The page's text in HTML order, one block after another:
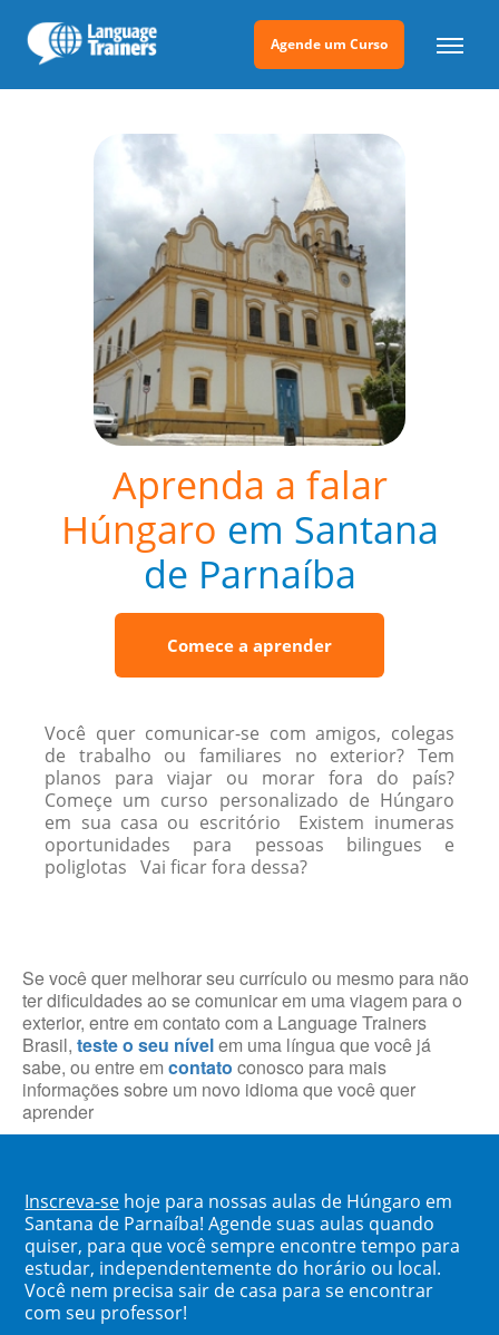
Agende um Curso
Aprenda a falar
Húngaro em Santana
de Parnaíba
Comece a aprender
Você quer comunicar-se com amigos, colegas
de trabalho ou familiares no exterior? Tem
planos para viajar ou morar fora do país?
Começe um curso personalizado de Húngaro
em sua casa ou escritório Existem inumeras
oportunidades para pessoas bilingues e
poliglotas Vai ficar fora dessa?
Se você quer melhorar seu currículo ou mesmo para não
ter dificuldades ao se comunicar em uma viagem para o
exterior, entre em contato com a Language Trainers
Brasil, teste o seu nívelem uma língua que você já
sabe, ou entre em contato conosco para mais
informações sobre um novo idioma que você quer
aprender
Inscreva-se hoje para nossas aulas de Húngaro em
Santana de Parnaíba! Agende suas aulas quando
quiser, para que você sempre encontre tempo para
estudar, independentemente do horário ou local.
Você nem precisa sair de casa para se encontrar
com seu professor!